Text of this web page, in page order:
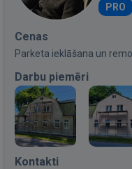
PRO
Cenas
Parketa ieklāšana un
Darbu piemēri
Kontakti